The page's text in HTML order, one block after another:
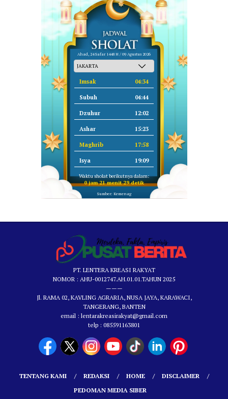
Ahad, 24 Safar 1448 H / 09 Agustus 2026
Imsak 04:34
Subuh 04:44
Dzuhur 12:02
Ashar 15:23
Maghrib 17:58
Isya 19:09
Waktu sholat berikutnya dalam:
0 jam 21 menit 28 detik
Sumber: Kemenag
PT. LENTERA KREASI RAKYAT
NOMOR : AHU-0012747.AH.01.01.TAHUN 2025
———
Jl. RAMA 02, KAVLING AGRARIA, NUSA JAYA, KARAWACI,
TANGERANG, BANTEN
email : lentarakreasirakyat@gmail.com
telp : 085591163801
TENTANG KAMI REDAKSI HOME
DISCLAIMER
PEDOMAN MEDIA SIBER